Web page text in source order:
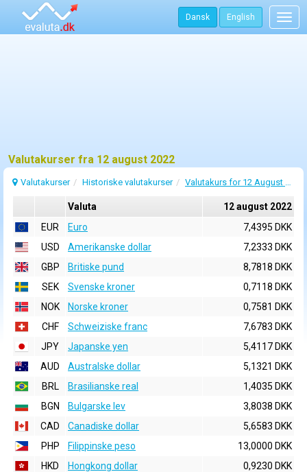
Dansk English
Valutakurser fra 12 august 2022
Valutakurser Historiske valutakurser Valutakurs for 12 August 2022
Valuta
12 august 2022
EUR
Euro
7,4395 DKK
USD
Amerikanske dollar
7,2333 DKK
GBP
Britiske pund
8,7818 DKK
SEK
Svenske kroner
0,7118 DKK
NOK
Norske kroner
0,7581 DKK
CHF
Schweiziske franc
7,6783 DKK
JPY
Japanske yen
5,4117 DKK
AUD
Australske dollar
5,1321 DKK
BRL
Brasilianske real
1,4035 DKK
BGN
Bulgarske lev
3,8038 DKK
CAD
Canadiske dollar
5,6583 DKK
PHP
Filippinske peso
13,0000 DKK
HKD
Hongkong dollar
0,9230 DKK